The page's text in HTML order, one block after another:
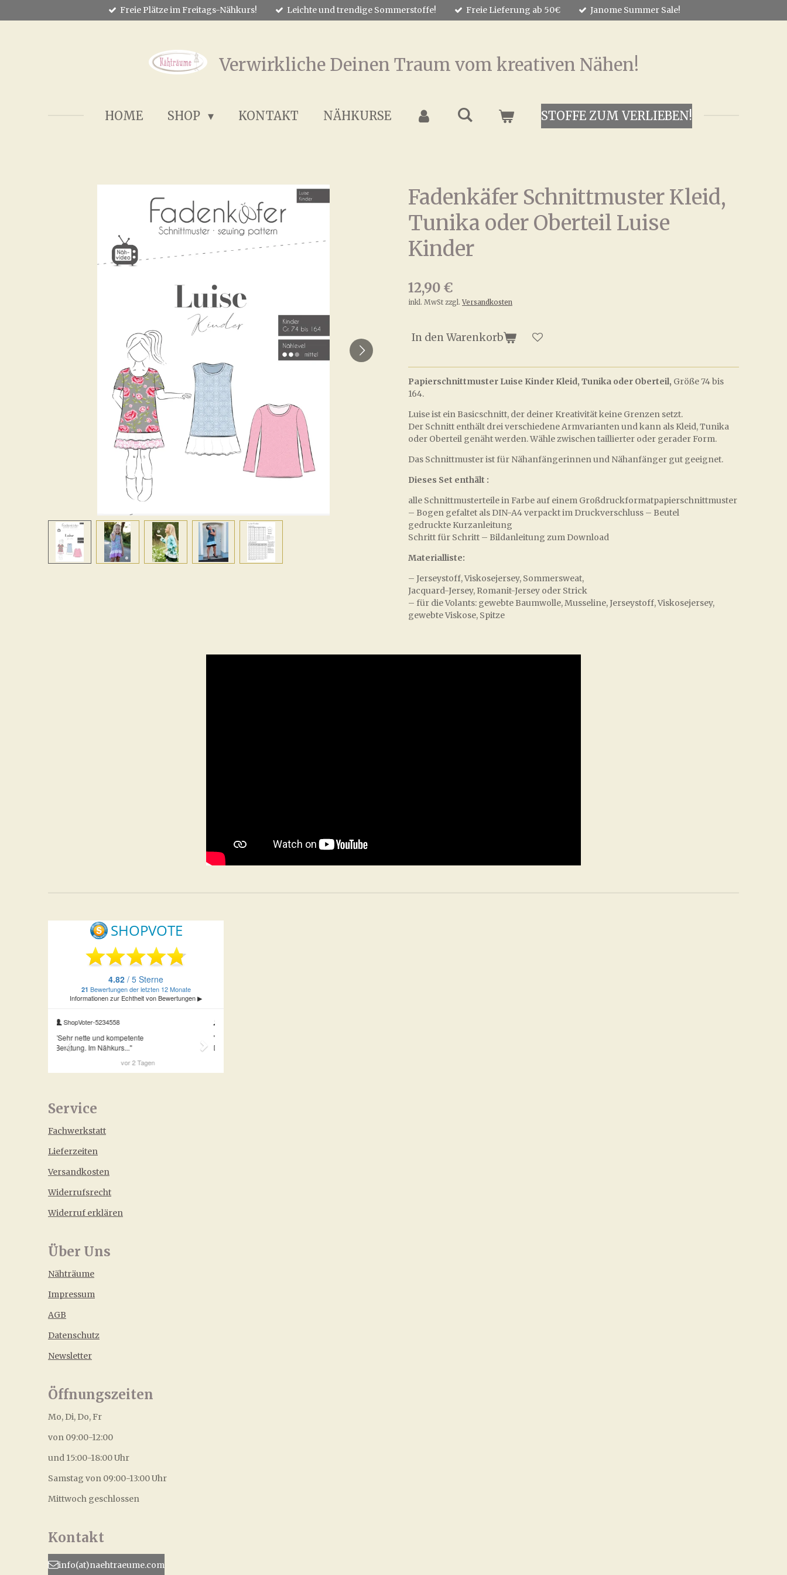
Hauptinhalt
Freie Plätze im Freitags-Nähkurs! Leichte und trendige Sommerstoffe! Freie Lieferung ab 50€ Janome Summer Sale!
Verwirkliche Deinen Traum vom kreativen Nähen!
HOME SHOP KONTAKT NÄHKURSE STOFFE ZUM VERLIEBEN!
Fadenkäfer Schnittmuster Kleid,
Tunika oder Oberteil Luise
Kinder
12,90 €
inkl. MwSt zzgl.Versandkosten
In den Warenkorb
Papierschnittmuster Luise Kinder Kleid, Tunika oder Oberteil, Größe 74 bis
164.
Luise ist ein Basicschnitt, der deiner Kreativität keine Grenzen setzt.
Der Schnitt enthält drei verschiedene Armvarianten und kann als Kleid, Tunika
oder Oberteil genäht werden. Wähle zwischen taillierter oder gerader Form.
Das Schnittmuster ist für Nähanfängerinnen und Nähanfänger gut geeignet.
Dieses Set enthält :
alle Schnittmusterteile in Farbe auf einem Großdruckformatpapierschnittmuster
– Bogen gefaltet als DIN-A4 verpackt im Druckverschluss – Beutel
gedruckte Kurzanleitung
Schritt für Schritt – Bildanleitung zum Download
Materialliste:
– Jerseystoff, Viskosejersey, Sommersweat,
Jacquard-Jersey, Romanit-Jersey oder Strick
– für die Volants: gewebte Baumwolle, Musseline, Jerseystoff, Viskosejersey,
gewebte Viskose, Spitze
Service
Fachwerkstatt
Lieferzeiten
Versandkosten
Widerrufsrecht
Widerruf erklären
Über Uns
Nähträume
Impressum
AGB
Datenschutz
Newsletter
Öffnungszeiten
Mo, Di, Do, Fr
von 09:00-12:00
und 15:00-18:00 Uhr
Samstag von 09:00-13:00 Uhr
Mittwoch geschlossen
Kontakt
info(at)naehtraeume.com